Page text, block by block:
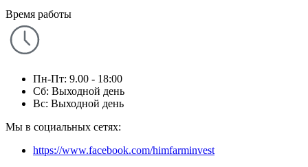
Время работы
Пн-Пт: 9.00 - 18:00
Сб: Выходной день
Вс: Выходной день
Мы в социальных сетях:
https://www.facebook.com/himfarminvest